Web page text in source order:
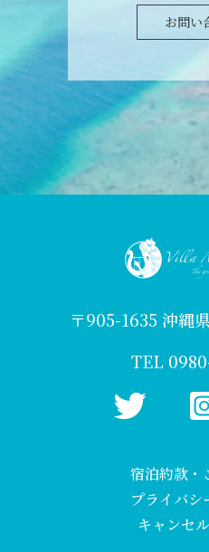
お問い
〒905-1635 沖縄
TEL
宿泊約款・
プライバシ
キャンセ